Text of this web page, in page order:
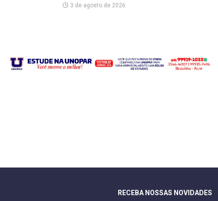
3 de agosto de 2026
RECEBA NOSSAS NOVIDADES